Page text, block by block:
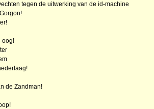
tegen de uitwerking van de id-machine
oog!
de Zandman!